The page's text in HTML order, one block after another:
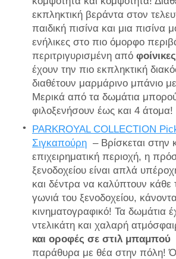
εκπληκτική βεράντα στον
παιδική πισίνα και μια πισίνα
ενήλικες στο πιο όμορφο
περιτριγυρισμένη από φοίνικες
έχουν την πιο εκπληκτική
διαθέτουν μαρμάρινο μπάνιο
Μερικά από τα δωμάτια
φιλοξενήσουν έως και 4 άτομα!
PARKROYAL COLLECTION
Σιγκαπούρη– Βρίσκεται στην
επιχειρηματική περιοχή, η
ξενοδοχείου είναι απλά
και δέντρα να καλύπτουν κάθε
γωνιά του ξενοδοχείου,
κινηματογραφικό! Τα δωμάτια
ντελικάτη και χαλαρή
και οροφές σε στιλ μπαμπού
παράθυρα με θέα στην πόλη!